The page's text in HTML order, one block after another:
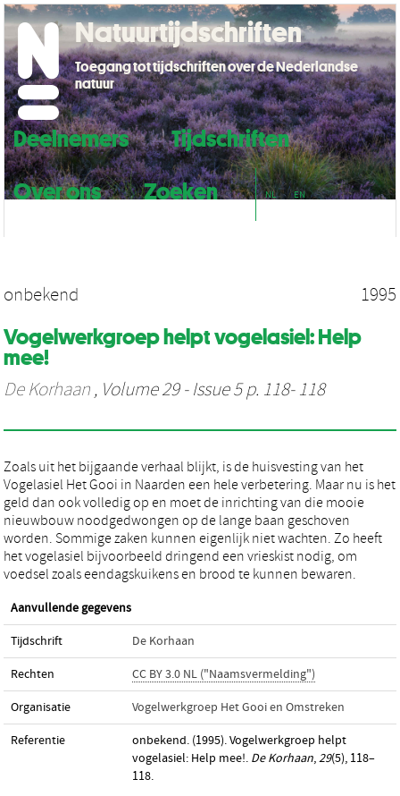
Deelnemers
Tijdschriften
Over ons
Zoeken NL EN
Natuurtijdschriften
Toegang tot tijdschriften over de Nederlandse
natuur
onbekend 1995
Vogelwerkgroep helpt vogelasiel: Help
mee!
De Korhaan , Volume 29 - Issue 5 p. 118- 118
Zoals uit het bijgaande verhaal blijkt, is de huisvesting van het
Vogelasiel Het Gooi in Naarden een hele verbetering. Maar nu is het
geld dan ook volledig op en moet de inrichting van die mooie
nieuwbouw noodgedwongen op de lange baan geschoven
worden. Sommige zaken kunnen eigenlijk niet wachten. Zo heeft
het vogelasiel bijvoorbeeld dringend een vrieskist nodig, om
voedsel zoals eendagskuikens en brood te kunnen bewaren.
Aanvullende gegevens
Tijdschrift De Korhaan
Rechten CC BY 3.0 NL ("Naamsvermelding")
Organisatie Vogelwerkgroep Het Gooi en Omstreken
Referentie
onbekend. (1995). Vogelwerkgroep helpt
vogelasiel: Help mee!. De Korhaan,29(5), 118–
118.